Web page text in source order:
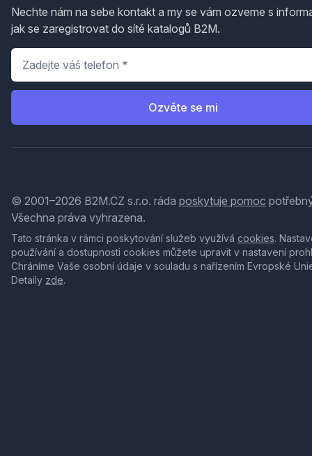
Nechte nám na sebe kontakt a my se vám ozveme s
jak se zaregistrovat do sítě katalogů B2M.
Telefon
Ozvěte se mi
© 2001–2026 B2M.CZ s.r.o. ráda poskytuje pomoc
Všechna práva vyhrazena.
Tato stránka v rámci poskytování služeb využívá cookies.
používání a dostupnosti cookies můžete upravit v nastavení
Chráníme Vaše osobní údaje v souladu s nařízením Evropské
Detaily zde.